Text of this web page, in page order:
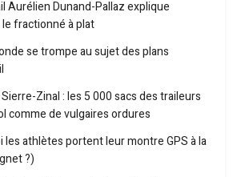
Aurélien Dunand-Pallaz explique
fractionné à plat
se trompe au sujet des plans
Zinal : les 5 000 sacs des traileurs
comme de vulgaires ordures
les athlètes portent leur montre GPS à la
?)